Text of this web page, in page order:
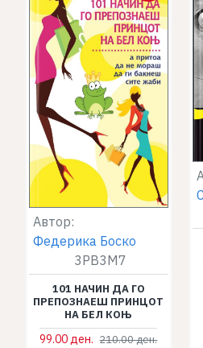
Автор:
Федерика Боско
3PB3M7
101 НАЧИН ДА ГО
ПРЕПОЗНАЕШ ПРИНЦОТ
НА БЕЛ КОЊ
99.00 ден. 210.00 ден.